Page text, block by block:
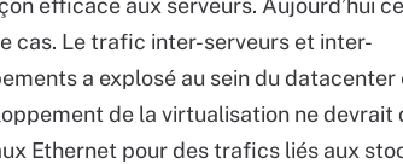
efficace aux serveurs. Aujourd’hui ce
cas. Le trafic inter-serveurs et inter-
a explosé au sein du datacenter
de la virtualisation ne devrait
Ethernet pour des trafics liés aux